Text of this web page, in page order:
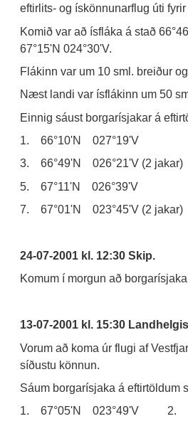
eftirlits- og ískönnunarflug úti
Komið var að ísfláka á stað
67°15'N 024°30'V.
Flákinn var um 10 sml. breiður
Næst landi var ísflákinn um 50
Einnig sáust borgarísjakar á
1. 66°10'N 027°19'V
3. 66°49'N 026°21'V (2
5. 67°11'N 026°39'V 6.
7. 67°01'N 023°45'V (2 jakar)
24-07-2001 kl. 12:30 Skip.
Komum í morgun að
13-07-2001 kl. 15:30
Vorum að koma úr flugi af
síðustu könnun.
Sáum borgarísjaka á eftirtöldum
1. 67°05'N 023°49'V 2.